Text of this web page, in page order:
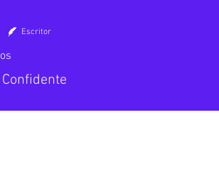
Escritor